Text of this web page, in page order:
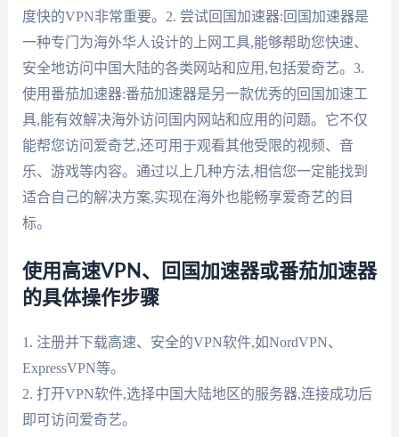
度快的VPN非常重要。2. 尝试回国加速器:回国加速器是
一种专门为海外华人设计的上网工具,能够帮助您快速、
安全地访问中国大陆的各类网站和应用,包括爱奇艺。3.
使用番茄加速器:番茄加速器是另一款优秀的回国加速工
具,能有效解决海外访问国内网站和应用的问题。它不仅
能帮您访问爱奇艺,还可用于观看其他受限的视频、音
乐、游戏等内容。通过以上几种方法,相信您一定能找到
适合自己的解决方案,实现在海外也能畅享爱奇艺的目
标。
使用高速VPN、回国加速器或番茄加速器
的具体操作步骤
1. 注册并下载高速、安全的VPN软件,如NordVPN、
ExpressVPN等。
2. 打开VPN软件,选择中国大陆地区的服务器,连接成功后
即可访问爱奇艺。